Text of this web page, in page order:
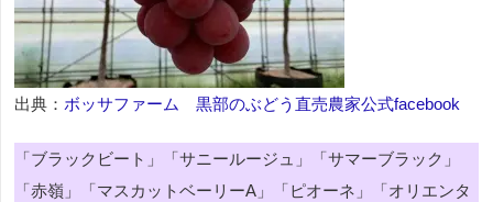
出典： ボッサファーム 黒部のぶどう直売農家公式facebook
「ブラックビート」「サニールージュ」「サマーブラック」
「赤嶺」「マスカットベーリーA」「ピオーネ」「オリエンタ